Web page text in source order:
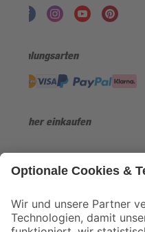
Zahlungsarten
Sicher einkaufen